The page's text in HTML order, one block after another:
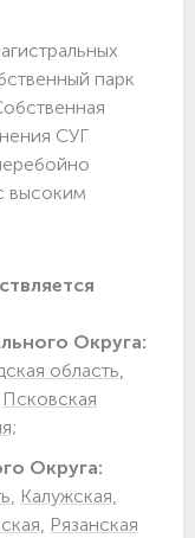
парк
СУГ
высоким
Округа:
область,
Псковская
Округа:
Калужская,
Рязанская